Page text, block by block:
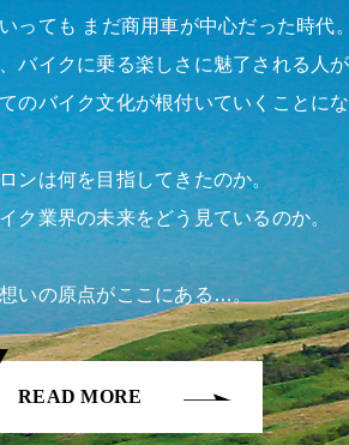
っても まだ商用車が中心だった時代。
バイクに乗る楽しさに魅了される人が
のバイク文化が根付いていくことにな
ンは何を目指してきたのか。
ク業界の未来をどう見ているのか。
いの原点がここにある…。
READ MORE